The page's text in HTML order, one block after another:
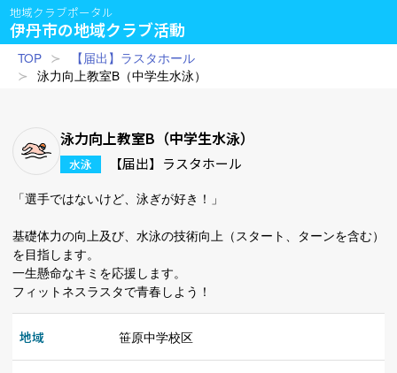
地域クラブポータル
伊丹市の地域クラブ活動
TOP
【届出】ラスタホール
泳力向上教室B（中学生水泳）
泳力向上教室B（中学生水泳）
水泳 【届出】ラスタホール
「選手ではないけど、泳ぎが好き！」
基礎体力の向上及び、水泳の技術向上（スタート、ターンを含む）
を目指します。
一生懸命なキミを応援します。
フィットネスラスタで青春しよう！
地域 笹原中学校区